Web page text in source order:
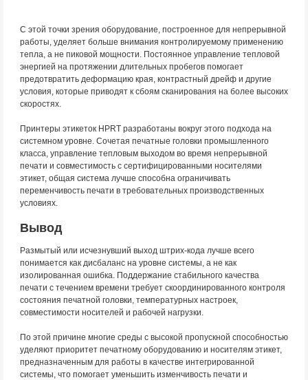
С этой точки зрения оборудование, построенное для непрерывной
работы, уделяет больше внимания контролируемому применению
тепла, а не пиковой мощности. Постоянное управление тепловой
энергией на протяжении длительных пробегов помогает
предотвратить деформацию края, контрастный дрейф и другие
условия, которые приводят к сбоям сканирования на более высоких
скоростях.
Принтеры этикеток HPRT разработаны вокруг этого подхода на
системном уровне. Сочетая печатные головки промышленного
класса, управление тепловым выходом во время непрерывной
печати и совместимость с сертифицированными носителями
этикет, общая система лучше способна ограничивать
переменчивость печати в требовательных производственных
условиях.
Вывод
Размытый или исчезнувший выход штрих-кода лучше всего
понимается как дисбаланс на уровне системы, а не как
изолированная ошибка. Поддержание стабильного качества
печати с течением времени требует скоординированного контроля
состояния печатной головки, температурных настроек,
совместимости носителей и рабочей нагрузки.
По этой причине многие среды с высокой пропускной способностью
уделяют приоритет печатному оборудованию и носителям этикет,
предназначенным для работы в качестве интегрированной
системы, что помогает уменьшить изменчивость печати и